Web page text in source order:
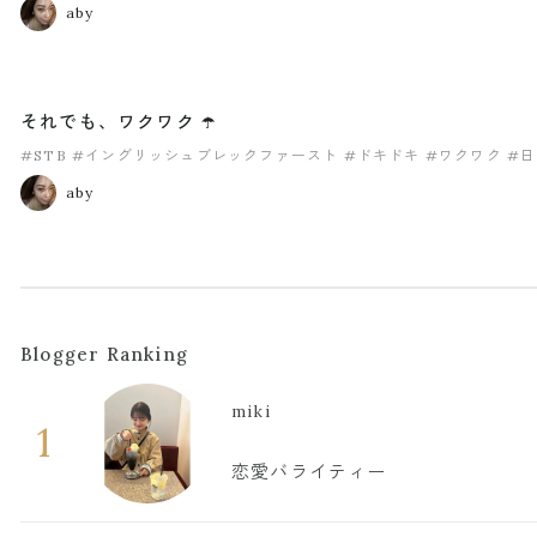
aby
それでも、ワクワク ☂️
#STB #イングリッシュブレックファースト #ドキドキ #ワクワク #日
aby
Blogger Ranking
1
miki
恋愛バライティー